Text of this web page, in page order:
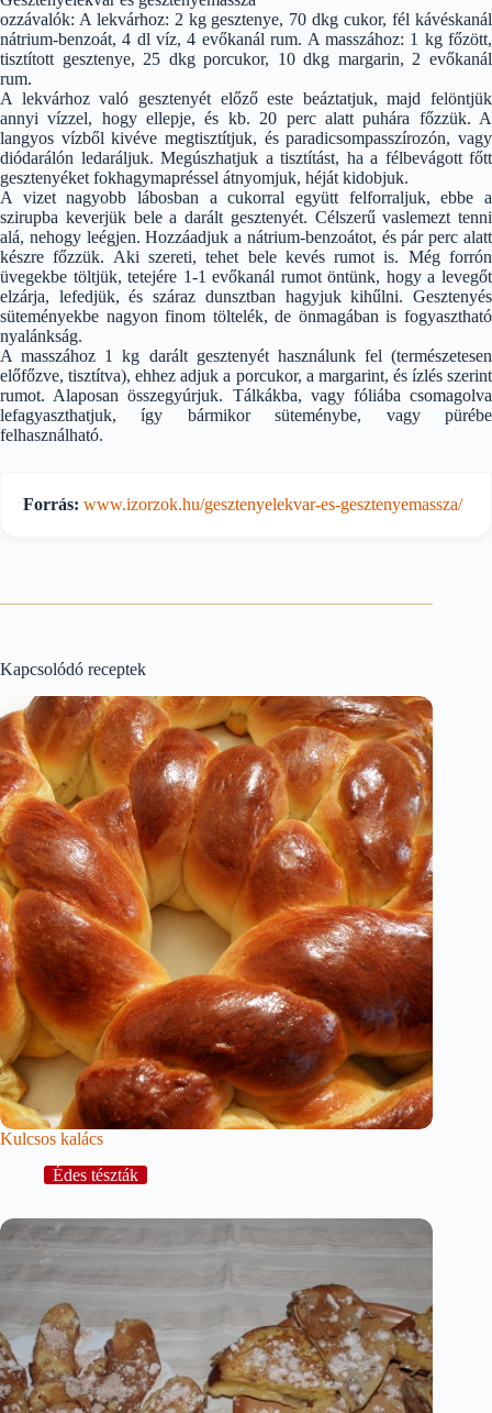
ozzávalók: A lekvárhoz: 2 kg gesztenye, 70 dkg cukor, fél kávéskanál
nátrium-benzoát, 4 dl víz, 4 evőkanál rum. A masszához: 1 kg főzött,
tisztított gesztenye, 25 dkg porcukor, 10 dkg margarin, 2 evőkanál
rum.
A lekvárhoz való gesztenyét előző este beáztatjuk, majd felöntjük
annyi vízzel, hogy ellepje, és kb. 20 perc alatt puhára főzzük. A
langyos vízből kivéve megtisztítjuk, és paradicsompasszírozón, vagy
diódarálón ledaráljuk. Megúszhatjuk a tisztítást, ha a félbevágott főtt
gesztenyéket fokhagymapréssel átnyomjuk, héját kidobjuk.
A vizet nagyobb lábosban a cukorral együtt felforraljuk, ebbe a
szirupba keverjük bele a darált gesztenyét. Célszerű vaslemezt tenni
alá, nehogy leégjen. Hozzáadjuk a nátrium-benzoátot, és pár perc alatt
készre főzzük. Aki szereti, tehet bele kevés rumot is. Még forrón
üvegekbe töltjük, tetejére 1-1 evőkanál rumot öntünk, hogy a levegőt
elzárja, lefedjük, és száraz dunsztban hagyjuk kihűlni. Gesztenyés
süteményekbe nagyon finom töltelék, de önmagában is fogyasztható
nyalánkság.
A masszához 1 kg darált gesztenyét használunk fel (természetesen
előfőzve, tisztítva), ehhez adjuk a porcukor, a margarint, és ízlés szerint
rumot. Alaposan összegyúrjuk. Tálkákba, vagy fóliába csomagolva
lefagyaszthatjuk, így bármikor süteménybe, vagy pürébe
felhasználható.
Forrás: www.izorzok.hu/gesztenyelekvar-es-gesztenyemassza/
Kapcsolódó receptek
Kulcsos kalács
Édes tészták